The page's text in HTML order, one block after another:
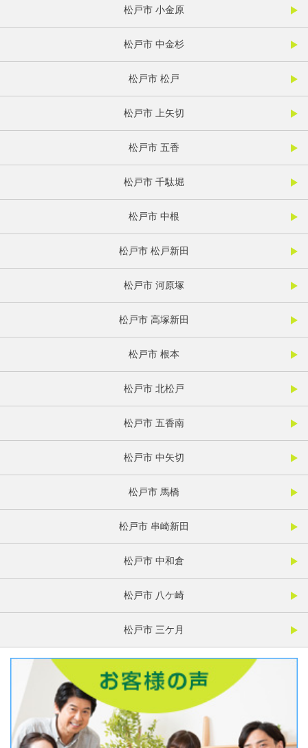
松戸市 小金原
松戸市 中金杉
松戸市 松戸
松戸市 上矢切
松戸市 五香
松戸市 千駄堀
松戸市 中根
松戸市 松戸新田
松戸市 河原塚
松戸市 高塚新田
松戸市 根本
松戸市 北松戸
松戸市 五香南
松戸市 中矢切
松戸市 馬橋
松戸市 串崎新田
松戸市 中和倉
松戸市 八ケ崎
松戸市 三ケ月